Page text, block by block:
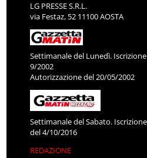
LG PRESSE S.R.L.
via Festaz, 52 11100 AOSTA
Settimanale del Lunedì.
9/2002
Autorizzazione del 20/05/2002
Settimanale del Sabato.
del 4/10/2016
REDAZIONE